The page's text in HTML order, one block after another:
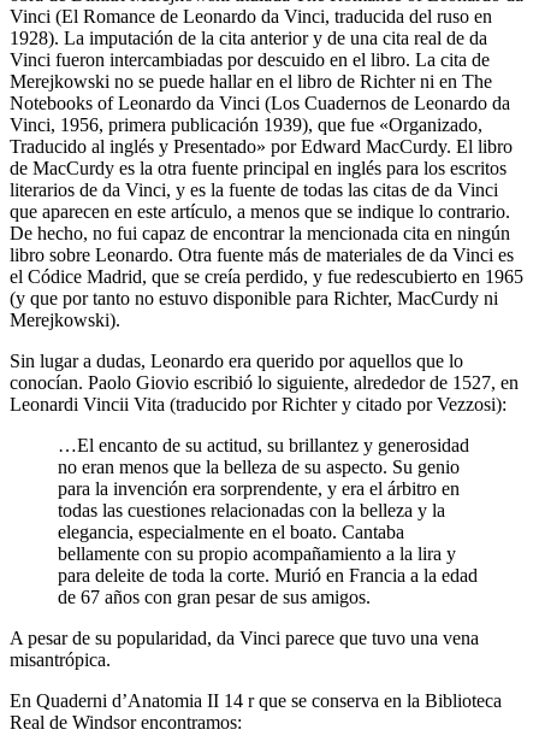
Vinci (El Romance de Leonardo da Vinci, traducida del ruso en
1928). La imputación de la cita anterior y de una cita real de da
Vinci fueron intercambiadas por descuido en el libro. La cita de
Merejkowski no se puede hallar en el libro de Richter ni en The
Notebooks of Leonardo da Vinci (Los Cuadernos de Leonardo da
Vinci, 1956, primera publicación 1939), que fue «Organizado,
Traducido al inglés y Presentado» por Edward MacCurdy. El libro
de MacCurdy es la otra fuente principal en inglés para los escritos
literarios de da Vinci, y es la fuente de todas las citas de da Vinci
que aparecen en este artículo, a menos que se indique lo contrario.
De hecho, no fui capaz de encontrar la mencionada cita en ningún
libro sobre Leonardo. Otra fuente más de materiales de da Vinci es
el Códice Madrid, que se creía perdido, y fue redescubierto en 1965
(y que por tanto no estuvo disponible para Richter, MacCurdy ni
Merejkowski).
Sin lugar a dudas, Leonardo era querido por aquellos que lo
conocían. Paolo Giovio escribió lo siguiente, alrededor de 1527, en
Leonardi Vincii Vita (traducido por Richter y citado por Vezzosi):
…El encanto de su actitud, su brillantez y generosidad
no eran menos que la belleza de su aspecto. Su genio
para la invención era sorprendente, y era el árbitro en
todas las cuestiones relacionadas con la belleza y la
elegancia, especialmente en el boato. Cantaba
bellamente con su propio acompañamiento a la lira y
para deleite de toda la corte. Murió en Francia a la edad
de 67 años con gran pesar de sus amigos.
A pesar de su popularidad, da Vinci parece que tuvo una vena
misantrópica.
En Quaderni d’Anatomia II 14 r que se conserva en la Biblioteca
Real de Windsor encontramos: